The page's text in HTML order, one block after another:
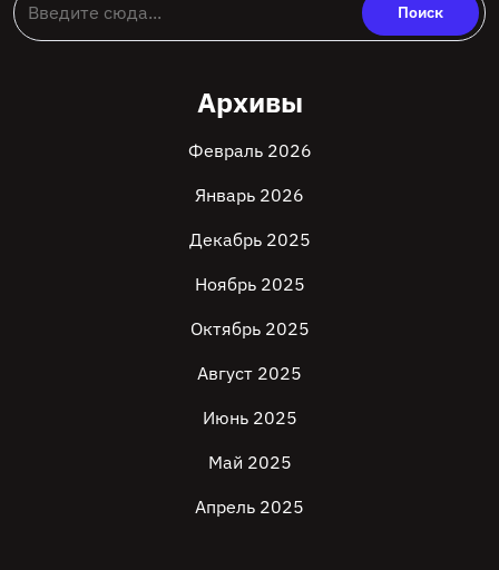
Архивы
Февраль 2026
Январь 2026
Декабрь 2025
Ноябрь 2025
Октябрь 2025
Август 2025
Июнь 2025
Май 2025
Апрель 2025